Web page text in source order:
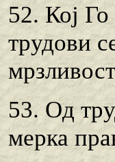
52. Кој
трудови
53. Од
мерка